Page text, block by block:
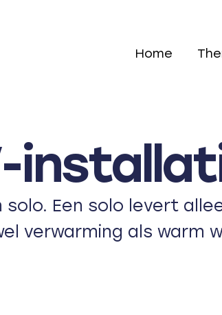
Home
Een solo levert
verwarming als warm